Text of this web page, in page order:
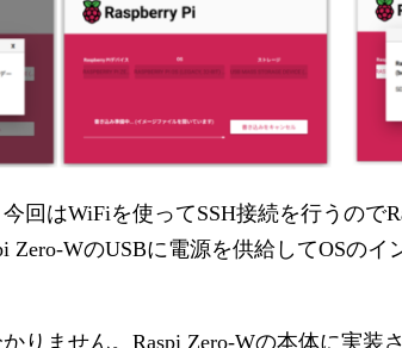
回はWiFiを使ってSSH接続を行うので
WのUSBに電源を供給してOSのイ
りません。Raspi Zero-Wの本体に実装